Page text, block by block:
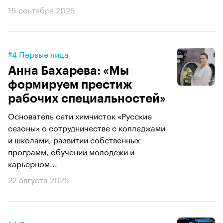
15 сентября 2025
#4 Первые лица
Анна Бахарева: «Мы
формируем престиж
рабочих специальностей»
Основатель сети химчисток «Русские
сезоны» о сотрудничестве с колледжами
и школами, развитии собственных
программ, обучении молодежи и
карьерном...
22 августа 2025